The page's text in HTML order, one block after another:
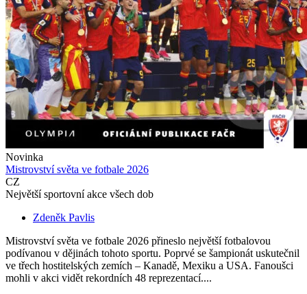
Novinka
Mistrovství světa ve fotbale 2026
CZ
Největší sportovní akce všech dob
Zdeněk Pavlis
Mistrovství světa ve fotbale 2026 přineslo největší fotbalovou
podívanou v dějinách tohoto sportu. Poprvé se šampionát uskutečnil
ve třech hostitelských zemích – Kanadě, Mexiku a USA. Fanoušci
mohli v akci vidět rekordních 48 reprezentací....